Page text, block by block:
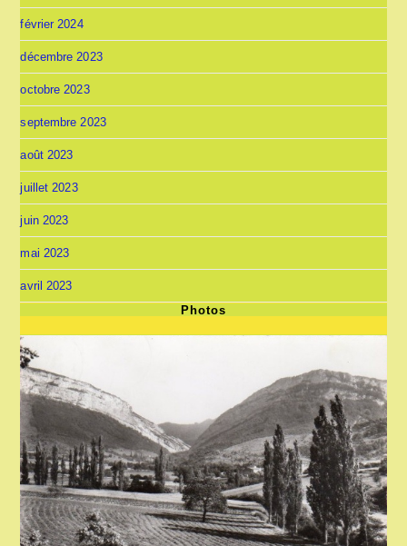
février 2024
décembre 2023
octobre 2023
septembre 2023
août 2023
juillet 2023
juin 2023
mai 2023
avril 2023
Photos